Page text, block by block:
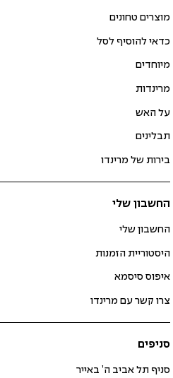
מוצרים טחונים
כדאי להוסיף לסל
מיוחדים
מרינדות
על האש
תבלינים
בירות של מרינדו
החשבון שלי
החשבון שלי
היסטוריית הזמנות
איפוס סיסמא
צרו קשר עם מרינדו
סניפים
סניף תל אביב ה’ באייר